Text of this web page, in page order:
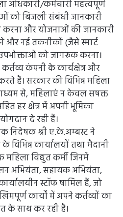
कर्मचारी महत्वपूर्ण
को बिजली संबंधी जानकारी
करना और योजनाओं की जानकारी
और नई तकनीकों (जैसे स्मार्ट
को जागरूक करना।
कंपनी के कार्यक्षेत्र और
हैं। सरकार की विभिन्न महिला
से, महिलाएं न केवल सषक्त
हर क्षेत्र में अपनी भूमिका
दे रही हैं।
निदेषक श्री ए.के.अम्बस्ट ने
विभिन्न कार्यालयों तथा मैदानी
विद्युत कर्मी जिनमें
अभियंता, सहायक अभियंता,
स्टॉफ षामिल हैं, जो
कार्यों में अपने कर्तव्यों का
के साथ कर रही हैं।